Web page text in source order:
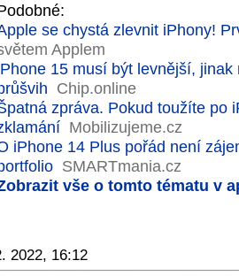
se chystá zlevnit iPhony!
Applem
15 musí být levnější,
Chip.online
zpráva. Pokud toužíte po
Mobilizujeme.cz
iPhone 14 Plus pořád není
SMARTmania.cz
vše o tomto tématu v
2022, 16:12